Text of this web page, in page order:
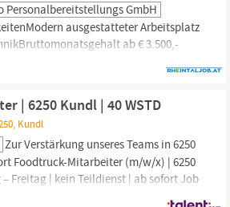
Personalbereitstellungs GmbH
ausgestatteter Arbeitsplatz
ab € 3.500,-
Metallgewerbe, mit
je nach Qualifikation und
AbspracheSämtliche Bezeichnungen
| 6250 Kundl | 40 WSTD
Kundl
Zur Verstärkung unseres Teams in 6250
Foodtruck-Mitarbeiter (m/w/x) | 6250
– Freitag | kein Teildienst | ab sofort Job
Ort: 6250